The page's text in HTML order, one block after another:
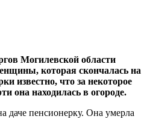
Могилевской области
которая скончалась на
известно, что за некоторое
она находилась в огороде.